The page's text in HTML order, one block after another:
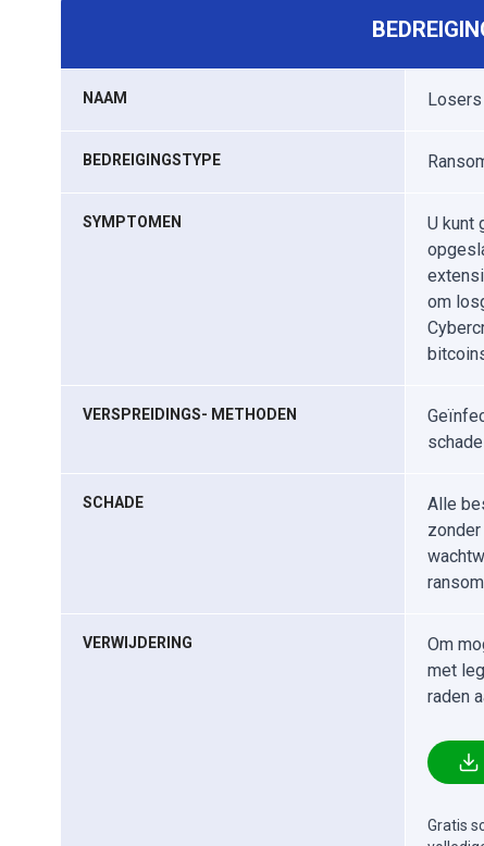
NAAM
BEDREIGINGSTYPE
SYMPTOMEN
U kunt
om
VERSPREIDINGS- METHODEN
SCHADE
Alle
VERWIJDERING
Om
met
raden
Gratis